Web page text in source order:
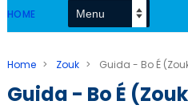
HOME
Home > Zouk > Guida - Bo É
Guida - Bo É